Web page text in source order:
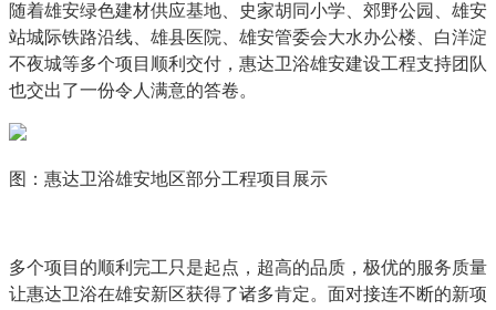
随着雄安绿色建材供应基地、史家胡同小学、郊野公园、雄安
站城际铁路沿线、雄县医院、雄安管委会大水办公楼、白洋淀
不夜城等多个项目顺利交付，惠达卫浴雄安建设工程支持团队
也交出了一份令人满意的答卷。
图：惠达卫浴雄安地区部分工程项目展示
多个项目的顺利完工只是起点，超高的品质，极优的服务质量
让惠达卫浴在雄安新区获得了诸多肯定。面对接连不断的新项